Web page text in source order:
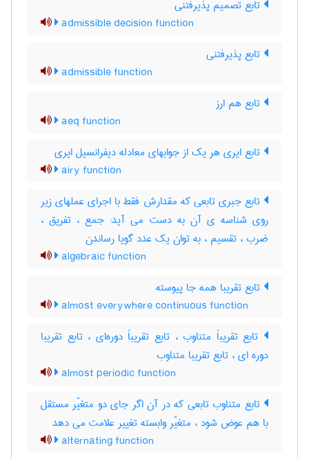
تابع تصمیم پذیرفتنی
admissible decision function
تابع پذیرفتنی
admissible function
تابع هم ارز
aeq function
تابع ایری هر یک از جوابهای معادله دیفرانسیل ایری
airy function
تابع جبری تابعی که مقدارش فقط با اجرای عملهای زیر
روی شناسه ی آن به دست می آید: جمع ، تفریق ،
ضرب ، تقسیم ، به توان یک عدد گویا رساندن
algebraic function
تابع تقریبا همه جا پیوسته
almost everywhere continuous function
تابع تقریباً متناوب ، تابع تقریباً دوره‌ای ، تابع تقریبا
دوره ای ، تابع تقریبا متناوب
almost periodic function
تابع متناوب تابعی که در آن اگر جای دو متغیّر مستقل
با هم عوض شود ، متغیّر وابسته تغییر علامت می دهد
alternating function